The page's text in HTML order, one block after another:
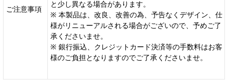
ご注意事項
と少し異なる場合があります。
※ 本製品は、改良、改善の為、予告なくデザイン、仕
様がリニューアルされる場合がございので、予めご了
承くださいませ。
※ 銀行振込、クレジットカード決済等の手数料はお客
様のご負担となりますのでご了承くださいませ。